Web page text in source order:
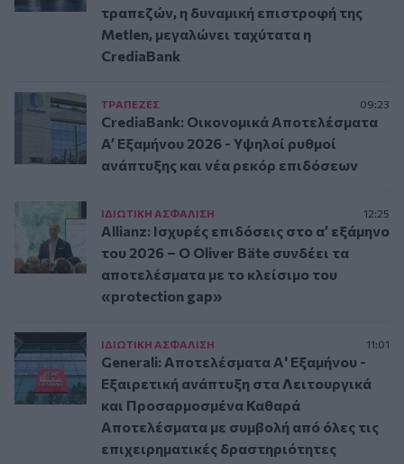
τραπεζών, η δυναμική επιστροφή της
Metlen, μεγαλώνει ταχύτατα η
CrediaBank
ΤΡAΠΕΖΕΣ 09:23
CrediaBank: Οικονομικά Αποτελέσματα
A’ Εξαμήνου 2026 - Υψηλοί ρυθμοί
ανάπτυξης και νέα ρεκόρ επιδόσεων
ΙΔΙΩΤΙΚΗ ΑΣΦAΛΙΣΗ 12:25
Allianz: Ισχυρές επιδόσεις στο α’ εξάμηνο
του 2026 – Ο Oliver Bäte συνδέει τα
αποτελέσματα με το κλείσιμο του
«protection gap»
ΙΔΙΩΤΙΚΗ ΑΣΦAΛΙΣΗ 11:01
Generali: Αποτελέσματα Α' Εξαμήνου -
Εξαιρετική ανάπτυξη στα Λειτουργικά
και Προσαρμοσμένα Καθαρά
Αποτελέσματα με συμβολή από όλες τις
επιχειρηματικές δραστηριότητες